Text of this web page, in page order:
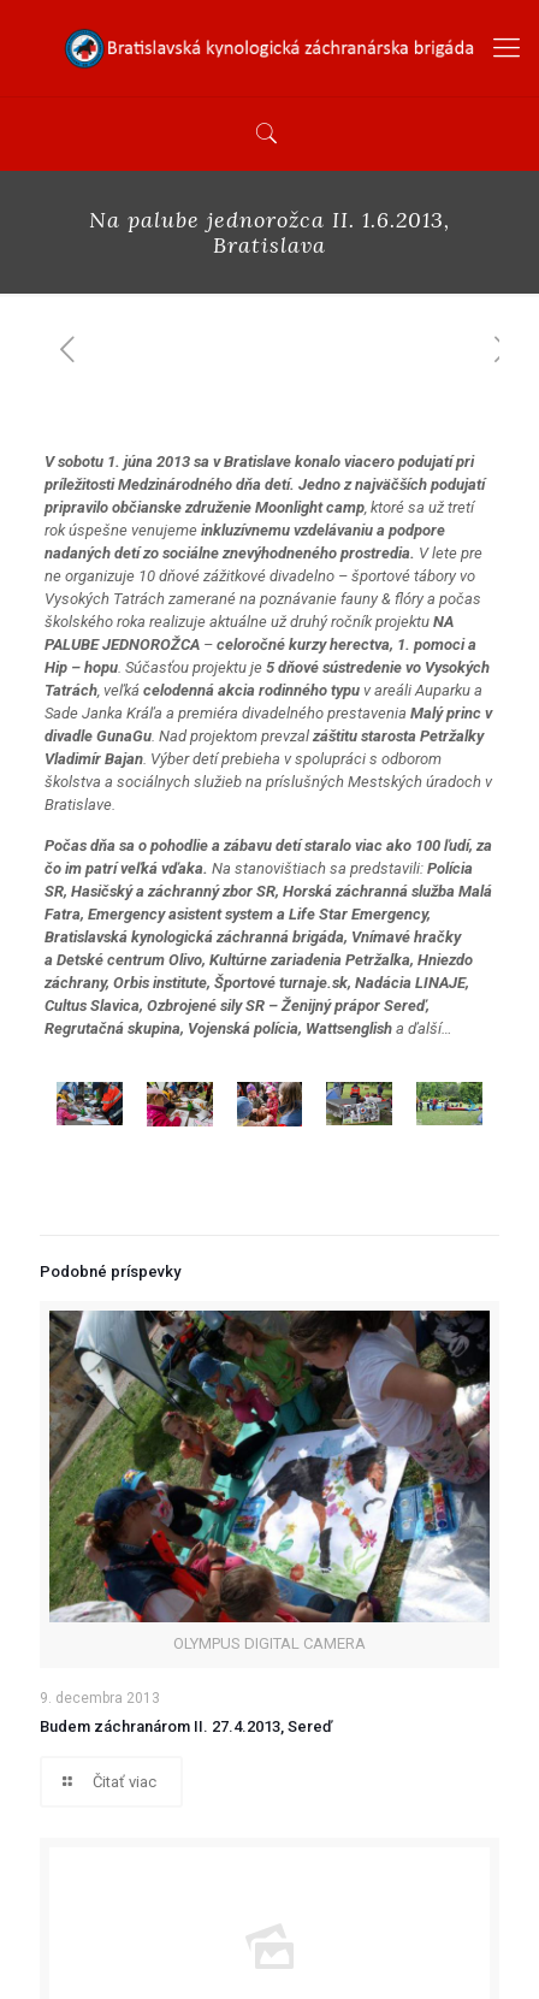
Na palube jednorožca II. 1.6.2013,
Bratislava
V sobotu 1. júna 2013 sa v Bratislave konalo viacero podujatí pri
príležitosti Medzinárodného dňa detí. Jedno z najväčších podujatí
pripravilo občianske združenie Moonlight camp, ktoré sa už tretí
rok úspešne venujeme inkluzívnemu vzdelávaniu a podpore
nadaných detí zo sociálne znevýhodneného prostredia. V lete pre
ne organizuje 10 dňové zážitkové divadelno – športové tábory vo
Vysokých Tatrách zamerané na poznávanie fauny & flóry a počas
školského roka realizuje aktuálne už druhý ročník projektu NA
PALUBE JEDNOROŽCA– celoročné kurzy herectva, 1. pomoci a
Hip – hopu. Súčasťou projektu je 5 dňové sústredenie vo Vysokých
Tatrách, veľká celodenná akcia rodinného typu v areáli Auparku a
Sade Janka Kráľa a premiéra divadelného prestavenia Malý princ v
divadle GunaGu. Nad projektom prevzal záštitu starosta Petržalky
Vladimír Bajan. Výber detí prebieha v spolupráci s odborom
školstva a sociálnych služieb na príslušných Mestských úradoch v
Bratislave.
Počas dňa sa o pohodlie a zábavu detí staralo viac ako 100 ľudí, za
čo im patrí veľká vďaka. Na stanovištiach sa predstavili: Polícia
SR, Hasičský a záchranný zbor SR, Horská záchranná služba Malá
Fatra, Emergency asistent system a Life Star Emergency,
Bratislavská kynologická záchranná brigáda, Vnímavé hračky
a Detské centrum Olivo, Kultúrne zariadenia Petržalka, Hniezdo
záchrany, Orbis institute, Športové turnaje.sk, Nadácia LINAJE,
Cultus Slavica, Ozbrojené sily SR – Ženijný prápor Sereď,
Regrutačná skupina, Vojenská polícia, Wattsenglisha ďalší…
Podobné príspevky
OLYMPUS DIGITAL CAMERA
9. decembra 2013
Budem záchranárom II. 27.4.2013, Sereď
Čitať viac